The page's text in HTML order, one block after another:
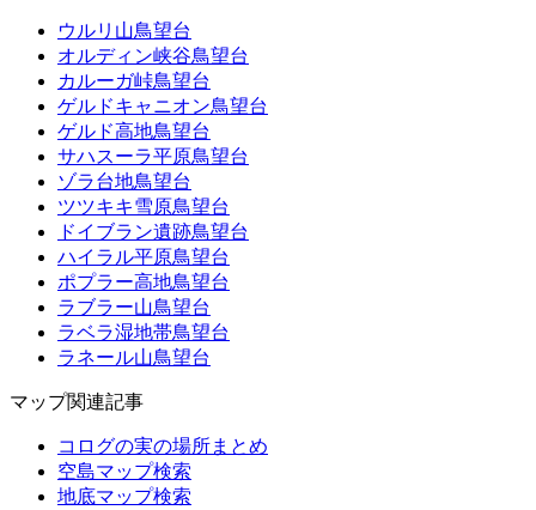
ウルリ山鳥望台
オルディン峡谷鳥望台
カルーガ峠鳥望台
ゲルドキャニオン鳥望台
ゲルド高地鳥望台
サハスーラ平原鳥望台
ゾラ台地鳥望台
ツツキキ雪原鳥望台
ドイブラン遺跡鳥望台
ハイラル平原鳥望台
ポプラー高地鳥望台
ラブラー山鳥望台
ラベラ湿地帯鳥望台
ラネール山鳥望台
マップ関連記事
コログの実の場所まとめ
空島マップ検索
地底マップ検索